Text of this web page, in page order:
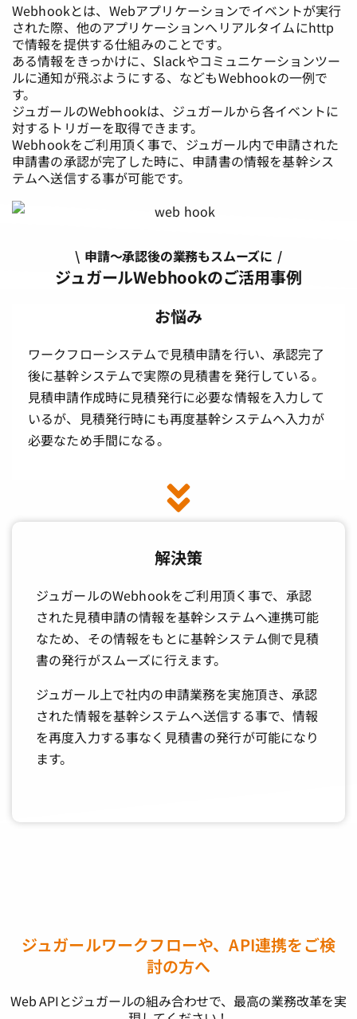
Webhookとは、Webアプリケーションでイベントが実行
された際、他のアプリケーションへリアルタイムにhttp
で情報を提供する仕組みのことです。
ある情報をきっかけに、Slackやコミュニケーションツー
ルに通知が飛ぶようにする、などもWebhookの一例で
す。
ジュガールのWebhookは、ジュガールから各イベントに
対するトリガーを取得できます。
Webhookをご利用頂く事で、ジュガール内で申請された
申請書の承認が完了した時に、申請書の情報を基幹シス
テムへ送信する事が可能です。
\ 申請～承認後の業務もスムーズに /
ジュガールWebhookのご活用事例
お悩み
ワークフローシステムで見積申請を行い、承認完了
後に基幹システムで実際の見積書を発行している。
見積申請作成時に見積発行に必要な情報を入力して
いるが、見積発行時にも再度基幹システムへ入力が
必要なため手間になる。
解決策
ジュガールのWebhookをご利用頂く事で、承認
された見積申請の情報を基幹システムへ連携可能
なため、その情報をもとに基幹システム側で見積
書の発行がスムーズに行えます。
ジュガール上で社内の申請業務を実施頂き、承認
された情報を基幹システムへ送信する事で、情報
を再度入力する事なく見積書の発行が可能になり
ます。
ジュガールワークフローや、API連携をご検
討の方へ
Web APIとジュガールの組み合わせで、最高の業務改革を実